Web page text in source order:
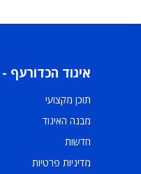
איגוד הכדורעף
תוכן מקצועי
מבנה האיגוד
חדשות
מדיניות פרטיות